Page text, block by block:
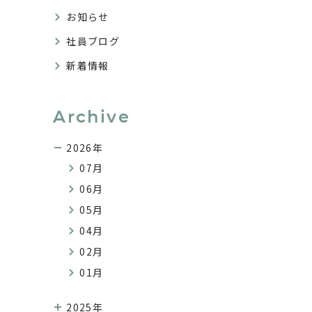
お知らせ
社員ブログ
新着情報
Archive
2026年
07月
06月
05月
04月
02月
01月
2025年